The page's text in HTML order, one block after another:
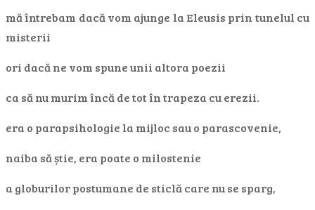
mă întrebam dacă vom ajunge la Eleusis prin tunelul cu
misterii
ori dacă ne vom spune unii altora poezii
ca să nu murim încă de tot în trapeza cu erezii.
era o parapsihologie la mijloc sau o parascovenie,
naiba să știe, era poate o milostenie
a globurilor postumane de sticlă care nu se sparg,